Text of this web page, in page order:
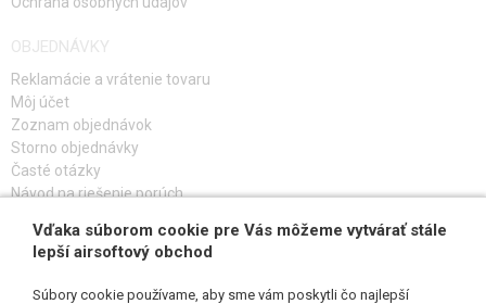
OBJEDNÁVKY
Reklamácie a vrátenie tovaru
Môj účet
Zoznam objednávok
Storno objednávky
Časté otázky
Návod na riešenie porúch
PRIHLÁS SA K ODBERU
Vďaka súborom cookie pre Vás môžeme vytvárať stále
lepší airsoftový obchod
Súbory cookie používame, aby sme vám poskytli čo najlepší